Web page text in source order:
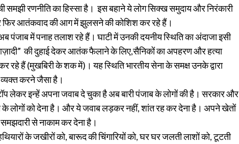
समझी रणनीति का हिस्सा है। इस बहाने ये लोग सिक्ख समुदाय और निरंकारी
फिर आतंकवाद की आग में झुलसने की कोशिश कर रहे हैं।
में पनाह तलाश रहे हैं। घाटी में उनकी दयनीय स्थिति का अंदाजा इसी
की दुहाई देकर आतंक फैलाने के लिए,सैनिकों का अपहरण और हत्या
हैं (मुखबिरी के शक में)। यह स्थिति भारतीय सेना के समक्ष उनके द्वारा
करने जैसा है।
इन्हें अपना जवाब दे चुका है अब बारी पंजाब के लोगों की है। सरकार और
के लोगों को देना है। और ये जवाब लड़कर नहीं, शांत रह कर देना है। अपने खेतों
से नाकाम कर देना है।
के जखीरों को, बारूद की चिंगारियों को, घर घर जलती लाशों को, टूटती